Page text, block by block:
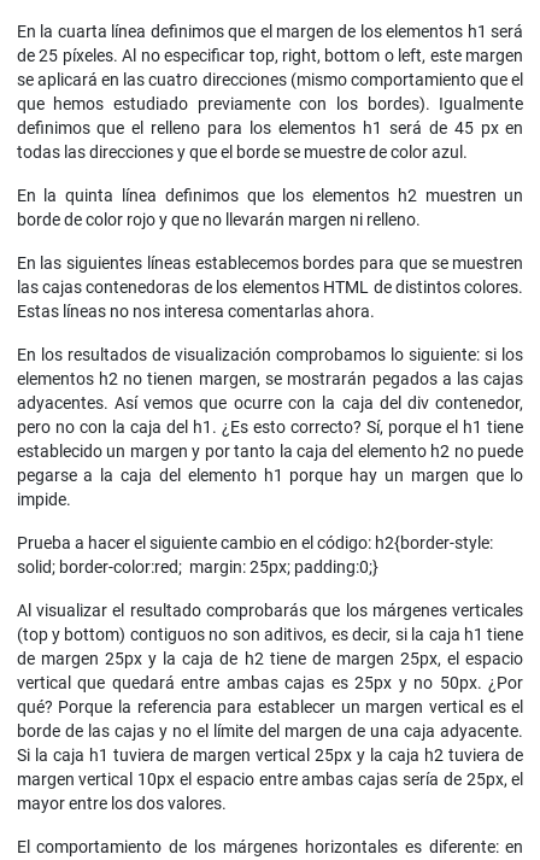
En la cuarta línea definimos que el margen de los elementos h1 será
de 25 píxeles. Al no especificar top, right, bottom o left, este margen
se aplicará en las cuatro direcciones (mismo comportamiento que el
que hemos estudiado previamente con los bordes). Igualmente
definimos que el relleno para los elementos h1 será de 45 px en
todas las direcciones y que el borde se muestre de color azul.
En la quinta línea definimos que los elementos h2 muestren un
borde de color rojo y que no llevarán margen ni relleno.
En las siguientes líneas establecemos bordes para que se muestren
las cajas contenedoras de los elementos HTML de distintos colores.
Estas líneas no nos interesa comentarlas ahora.
En los resultados de visualización comprobamos lo siguiente: si los
elementos h2 no tienen margen, se mostrarán pegados a las cajas
adyacentes. Así vemos que ocurre con la caja del div contenedor,
pero no con la caja del h1. ¿Es esto correcto? Sí, porque el h1 tiene
establecido un margen y por tanto la caja del elemento h2 no puede
pegarse a la caja del elemento h1 porque hay un margen que lo
impide.
Prueba a hacer el siguiente cambio en el código: h2{border-style:
solid; border-color:red; margin: 25px; padding:0;}
Al visualizar el resultado comprobarás que los márgenes verticales
(top y bottom) contiguos no son aditivos, es decir, si la caja h1 tiene
de margen 25px y la caja de h2 tiene de margen 25px, el espacio
vertical que quedará entre ambas cajas es 25px y no 50px. ¿Por
qué? Porque la referencia para establecer un margen vertical es el
borde de las cajas y no el límite del margen de una caja adyacente.
Si la caja h1 tuviera de margen vertical 25px y la caja h2 tuviera de
margen vertical 10px el espacio entre ambas cajas sería de 25px, el
mayor entre los dos valores.
El comportamiento de los márgenes horizontales es diferente: en